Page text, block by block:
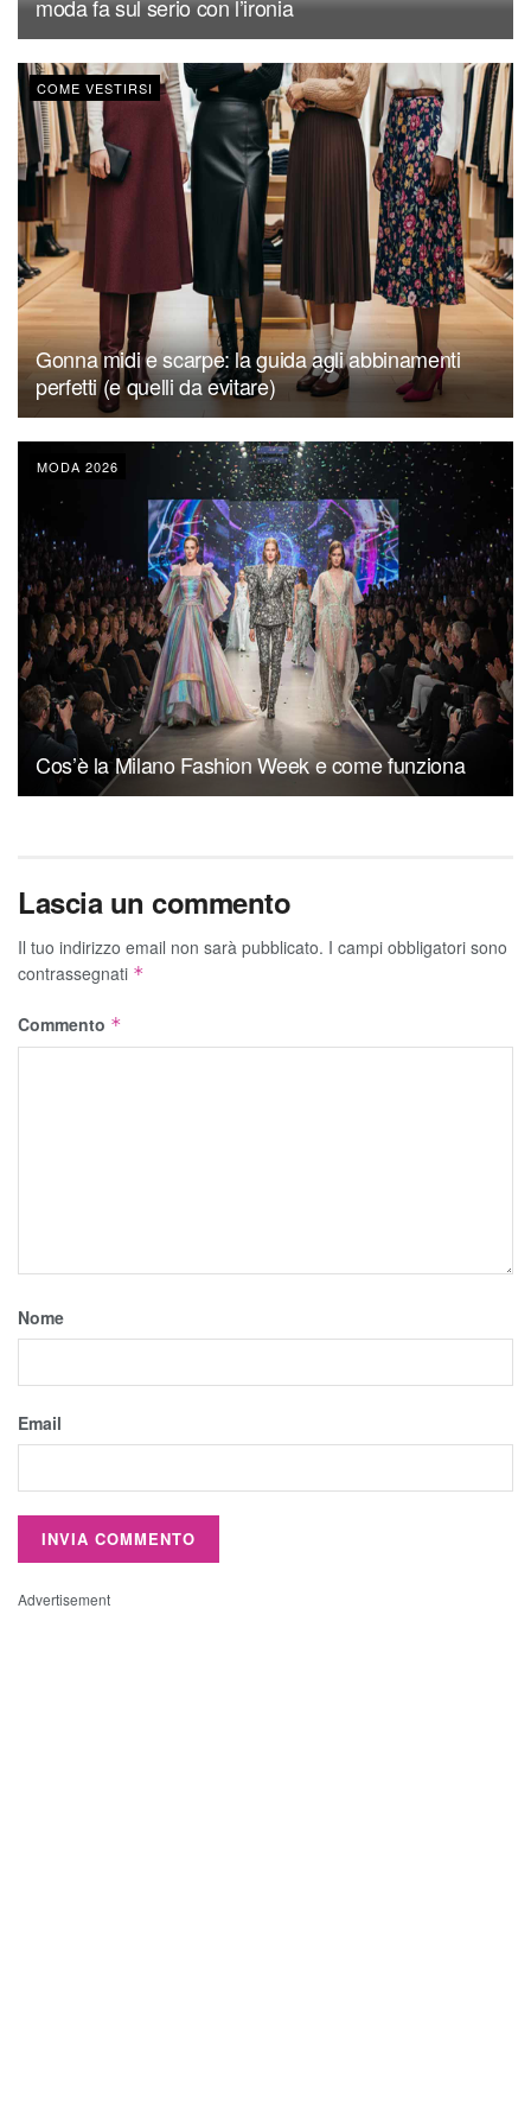
moda fa sul serio con l’ironia
COME VESTIRSI
Gonna midi e scarpe: la guida agli abbinamenti
perfetti (e quelli da evitare)
MODA 2026
Cos’è la Milano Fashion Week e come funziona
Lascia un commento
Il tuo indirizzo email non sarà pubblicato. I campi obbligatori sono
contrassegnati *
Commento *
Nome
Email
Advertisement